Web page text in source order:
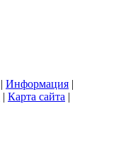
| Информация |
| Карта сайта |